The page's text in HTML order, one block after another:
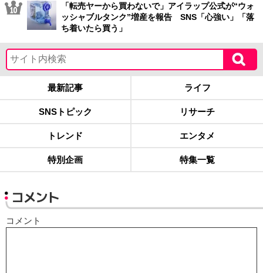
「転売ヤーから買わないで」アイラップ公式が“ウォ
ッシャブルタンク”増産を報告 SNS「心強い」「落
ち着いたら買う」
最新記事 ライフ
SNSトピック リサーチ
トレンド エンタメ
特別企画 特集一覧
コメント
コメント